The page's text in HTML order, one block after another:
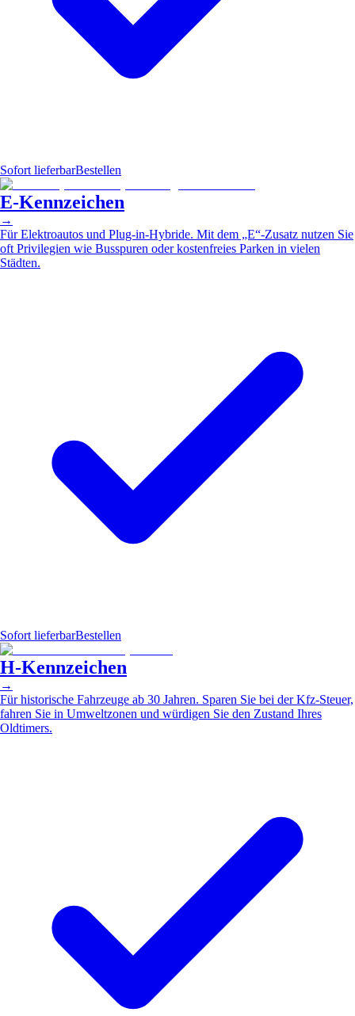
Sofort lieferbarBestellen
E-Kennzeichen
→
Für Elektroautos und Plug-in-Hybride. Mit dem „E“-Zusatz nutzen Sie
oft Privilegien wie Busspuren oder kostenfreies Parken in vielen
Städten.
Sofort lieferbarBestellen
H-Kennzeichen
→
Für historische Fahrzeuge ab 30 Jahren. Sparen Sie bei der Kfz-Steuer,
fahren Sie in Umweltzonen und würdigen Sie den Zustand Ihres
Oldtimers.